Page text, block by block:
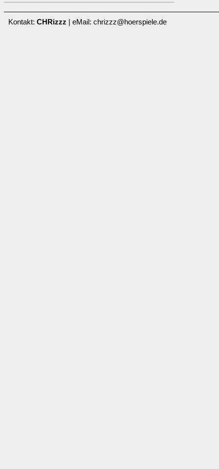
Kontakt: CHRizzz | eMail: chrizzz@hoerspiele.de